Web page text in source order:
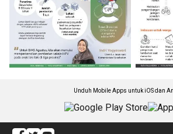
Unduh Mobile Apps untuk iOS dan